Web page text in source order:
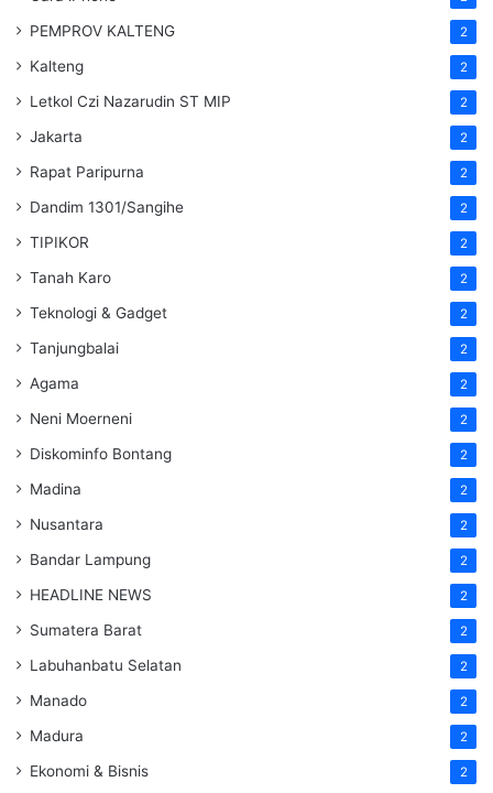
PEMPROV KALTENG 2
Kalteng 2
Letkol Czi Nazarudin ST MIP 2
Jakarta 2
Rapat Paripurna 2
Dandim 1301/Sangihe 2
TIPIKOR 2
Tanah Karo 2
Teknologi & Gadget 2
Tanjungbalai 2
Agama 2
Neni Moerneni 2
Diskominfo Bontang 2
Madina 2
Nusantara 2
Bandar Lampung 2
HEADLINE NEWS 2
Sumatera Barat 2
Labuhanbatu Selatan 2
Manado 2
Madura 2
Ekonomi & Bisnis 2